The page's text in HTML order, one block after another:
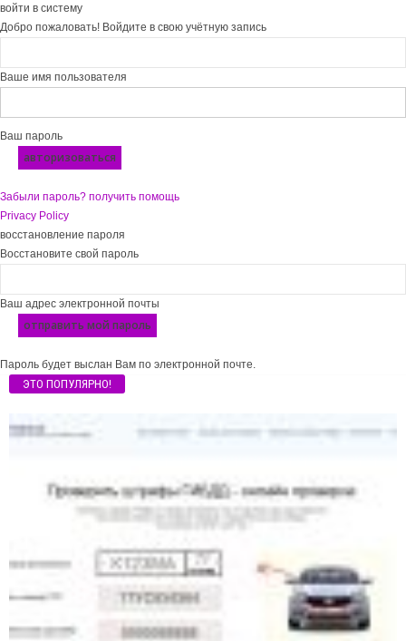
войти в систему
Добро пожаловать! Войдите в свою учётную запись
Ваше имя пользователя
Ваш пароль
Забыли пароль? получить помощь
Privacy Policy
восстановление пароля
Восстановите свой пароль
Ваш адрес электронной почты
Пароль будет выслан Вам по электронной почте.
ЭТО ПОПУЛЯРНО!